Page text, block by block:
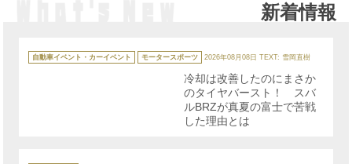
新着情報
カ
テ
ゴ
自動車イベント・カーイベント モータースポーツ 2026年08月08日 TEXT: 雪岡直樹
冷却は改善したのにまさか
のタイヤバースト！ スバ
ルBRZが真夏の富士で苦戦
した理由とは